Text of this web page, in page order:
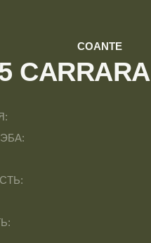
COANTE